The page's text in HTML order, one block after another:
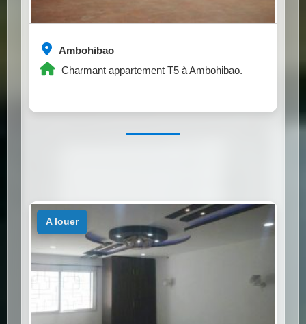
Ambohibao
Charmant appartement T5 à Ambohibao.
a louer